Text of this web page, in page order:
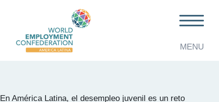
MENU
Capacitación
Nuevos Horizontes en la Industria de
Staffing: Impulsando la Empleabilidad
Juvenil en América Latina
En América Latina, el desempleo juvenil es un reto